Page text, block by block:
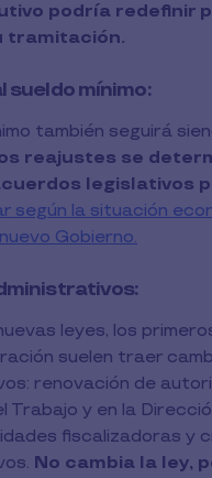
podría redefinir
tramitación.
sueldo mínimo:
también seguirá
reajustes se
legislativos
según la situación
Gobierno.
leyes, los
suelen traer
renovación de
Trabajo y en la
fiscalizadoras y
No cambia la ley,